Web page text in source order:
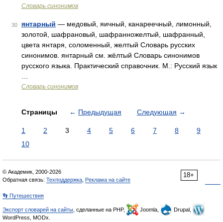
Словарь синонимов
30 янтарный — медовый, яичный, канареечный, лимонный,
золотой, шафрановый, шафранножелтый, шафранный,
цвета янтаря, соломенный, желтый Словарь русских
синонимов. янтарный см. жёлтый Словарь синонимов
русского языка. Практический справочник. М.: Русский язык
Словарь синонимов
Страницы ← Предыдущая Следующая →
1 2 3 4 5 6 7 8
9
10
18+
© Академик, 2000-2026
Обратная связь: Техподдержка Реклама на сайте
👣 Путешествия
Экспорт словарей на сайты , сделанные на PHP, Joomla,
Drupal,
WordPress, MODx.